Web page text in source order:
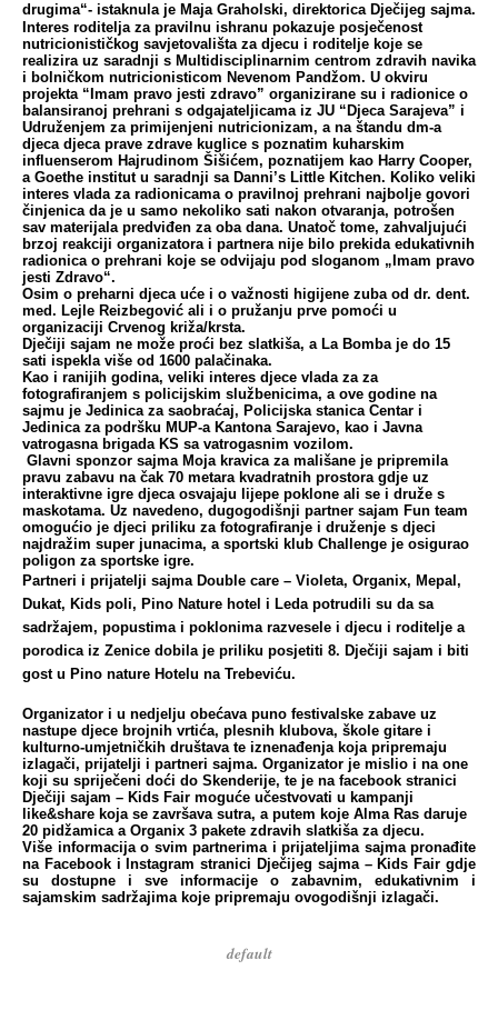
drugima“- istaknula je Maja Graholski, direktorica Dječijeg sajma.
Interes roditelja za pravilnu ishranu pokazuje posječenost
nutricionističkog savjetovališta za djecu i roditelje koje se
realizira uz saradnji s Multidisciplinarnim centrom zdravih navika
i bolničkom nutricionisticom Nevenom Pandžom. U okviru
projekta “Imam pravo jesti zdravo” organizirane su i radionice o
balansiranoj prehrani s odgajateljicama iz JU “Djeca Sarajeva” i
Udruženjem za primijenjeni nutricionizam, a na štandu dm-a
djeca djeca prave zdrave kuglice s poznatim kuharskim
influenserom Hajrudinom Šišićem, poznatijem kao Harry Cooper,
a Goethe institut u saradnji sa Danni’s Little Kitchen. Koliko veliki
interes vlada za radionicama o pravilnoj prehrani najbolje govori
činjenica da je u samo nekoliko sati nakon otvaranja, potrošen
sav materijala predviđen za oba dana. Unatoč tome, zahvaljujući
brzoj reakciji organizatora i partnera nije bilo prekida edukativnih
radionica o prehrani koje se odvijaju pod sloganom „Imam pravo
jesti Zdravo“.
Osim o preharni djeca uće i o važnosti higijene zuba od dr. dent.
med. Lejle Reizbegović ali i o pružanju prve pomoći u
organizaciji Crvenog križa/krsta.
Dječiji sajam ne može proći bez slatkiša, a La Bomba je do 15
sati ispekla više od 1600 palačinaka.
Kao i ranijih godina, veliki interes djece vlada za za
fotografiranjem s policijskim službenicima, a ove godine na
sajmu je Jedinica za saobraćaj, Policijska stanica Centar i
Jedinica za podršku MUP-a Kantona Sarajevo, kao i Javna
vatrogasna brigada KS sa vatrogasnim vozilom.
Glavni sponzor sajma Moja kravica za mališane je pripremila
pravu zabavu na čak 70 metara kvadratnih prostora gdje uz
interaktivne igre djeca osvajaju lijepe poklone ali se i druže s
maskotama. Uz navedeno, dugogodišnji partner sajam Fun team
omogućio je djeci priliku za fotografiranje i druženje s djeci
najdražim super junacima, a sportski klub Challenge je osigurao
poligon za sportske igre.
Partneri i prijatelji sajma Double care – Violeta, Organix, Mepal,
Dukat, Kids poli, Pino Nature hotel i Leda potrudili su da sa
sadržajem, popustima i poklonima razvesele i djecu i roditelje a
porodica iz Zenice dobila je priliku posjetiti 8. Dječiji sajam i biti
gost u Pino nature Hotelu na Trebeviću.
Organizator i u nedjelju obećava puno festivalske zabave uz
nastupe djece brojnih vrtića, plesnih klubova, škole gitare i
kulturno-umjetničkih društava te iznenađenja koja pripremaju
izlagači, prijatelji i partneri sajma. Organizator je mislio i na one
koji su spriječeni doći do Skenderije, te je na facebook stranici
Dječiji sajam – Kids Fair moguće učestvovati u kampanji
like&share koja se završava sutra, a putem koje Alma Ras daruje
20 pidžamica a Organix 3 pakete zdravih slatkiša za djecu.
Više informacija o svim partnerima i prijateljima sajma pronađite
na Facebook i Instagram stranici Dječijeg sajma – Kids Fair gdje
su dostupne i sve informacije o zabavnim, edukativnim i
sajamskim sadržajima koje pripremaju ovogodišnji izlagači.
default